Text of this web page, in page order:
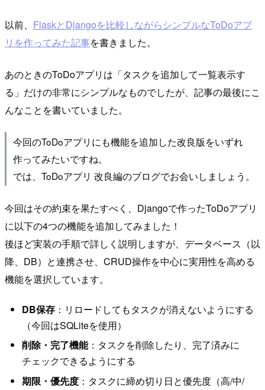
以前、 FlaskとDjangoを比較しながらシンプルなToDoアプ
リを作ってみた記事を書きました。
あのときのToDoアプリは「タスクを追加して一覧表示す
る」だけの非常にシンプルなものでしたが、記事の最後にこ
んなことを書いていました。
今回のToDoアプリにも機能を追加した改良版をいずれ
作ってみたいですね。
では、ToDoアプリ 改良編のブログでお会いしましょう。
今回はその約束を果たすべく、Djangoで作ったToDoアプリ
に以下の4つの機能を追加してみました！
後ほど実装の手順で詳しく説明しますが、データベース（以
降、DB）と連携させ、CRUD操作を中心に実用性を高める
機能を選択しています。
DB保存：リロードしてもタスクが消えないようにする
（今回はSQLiteを使用）
削除・完了機能：タスクを削除したり、完了済みに
チェックできるようにする
期限・優先度：タスクに締め切り日と優先度（高/中/